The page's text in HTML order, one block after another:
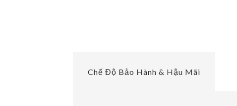
Chế Độ Bảo Hành & Hậu Mãi